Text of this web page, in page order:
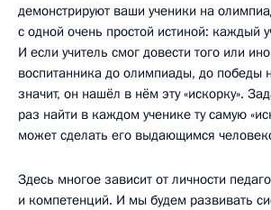
демонстрируют ваши ученики на
с одной очень простой истиной: каждый
И если учитель смог довести того или
воспитанника до олимпиады, до победы
значит, он нашёл в нём эту «искорку».
раз найти в каждом ученике ту самую
может сделать его выдающимся
Здесь многое зависит от личности
и компетенций. И мы будем развивать